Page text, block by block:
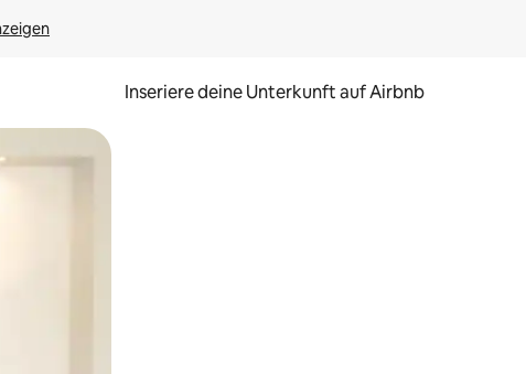
Inseriere deine Unterkunft auf Airbnb